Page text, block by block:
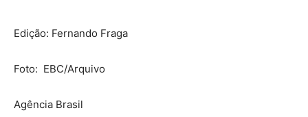
Edição: Fernando Fraga
Foto: EBC/Arquivo
Agência Brasil